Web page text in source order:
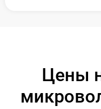
Цены